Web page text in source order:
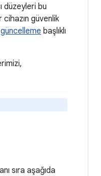
düzeyleri bu
güvenlik
başlıklı
sıra aşağıda